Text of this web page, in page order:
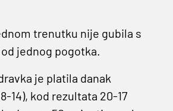
trenutku nije gubila s
jednog pogotka.
je platila danak
14), kod rezultata 20-17